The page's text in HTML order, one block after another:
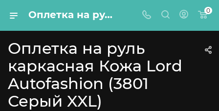
Оплетка на руль каркасная Кожа Lord Autofashion (3801 Серый XXL) 0
Оплетка на руль
каркасная Кожа Lord
Autofashion (3801
Серый XXL)